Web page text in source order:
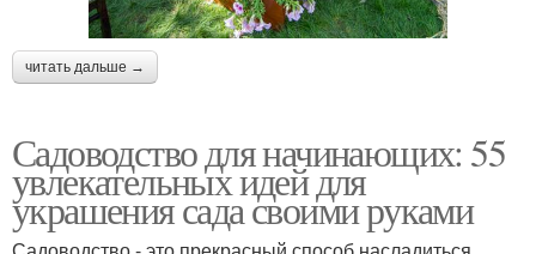
читать дальше →
Садоводство для начинающих: 55
увлекательных идей для
украшения сада своими руками